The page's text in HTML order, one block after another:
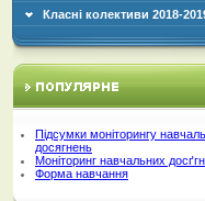
Класні колективи 2018-
Підсумки моніторингу
досягнень
Моніторинг навчальних
Форма навчання